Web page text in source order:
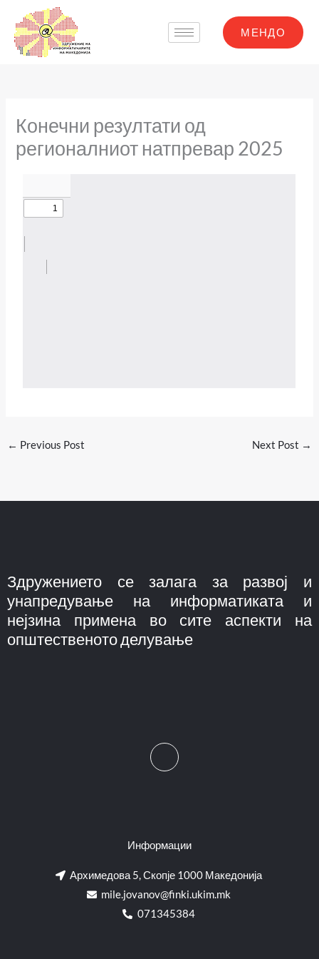
content
МЕНДО
Конечни резултати од
регионалниот натпревар 2025
← Previous Post Next Post →
Здружението се залага за развој и
унапредување на информатиката и
нејзина примена во сите аспекти на
општественото делување
Информации
Архимедова 5, Скопје 1000 Македонија
mile.jovanov@finki.ukim.mk​
071345384